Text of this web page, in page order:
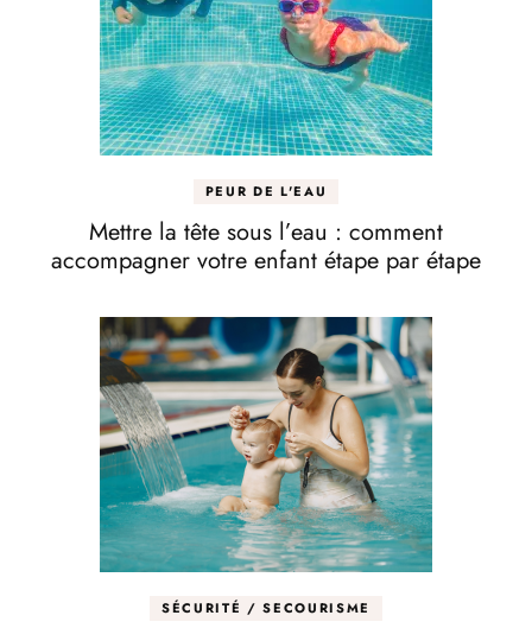
PEUR DE L'EAU
Mettre la tête sous l’eau : comment
accompagner votre enfant étape par étape
SÉCURITÉ / SECOURISME